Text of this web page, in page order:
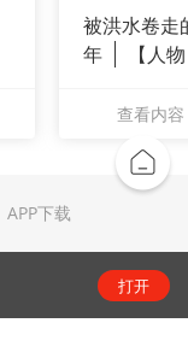
被洪水卷走
年
【人
查看内容
APP下载
打开